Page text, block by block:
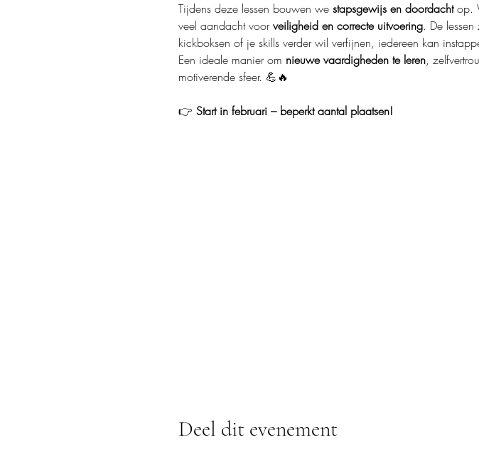
Tijdens deze lessen bouwen we stapsgewijs en doordacht op.
veel aandacht voor veiligheid en correcte uitvoering. De
kickboksen of je skills verder wil verfijnen, iedereen kan
Een ideale manier om nieuwe vaardigheden te leren,
motiverende sfeer. 💪🔥
👉 Start in februari – beperkt aantal plaatsen!
Deel dit evenement